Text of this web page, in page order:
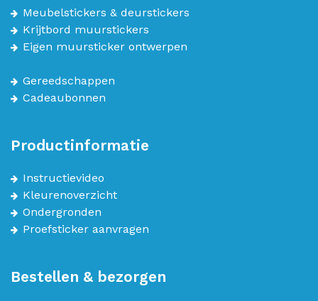
Meubelstickers & deurstickers
Krijtbord muurstickers
Eigen muursticker ontwerpen
Gereedschappen
Cadeaubonnen
Productinformatie
Instructievideo
Kleurenoverzicht
Ondergronden
Proefsticker aanvragen
Bestellen & bezorgen